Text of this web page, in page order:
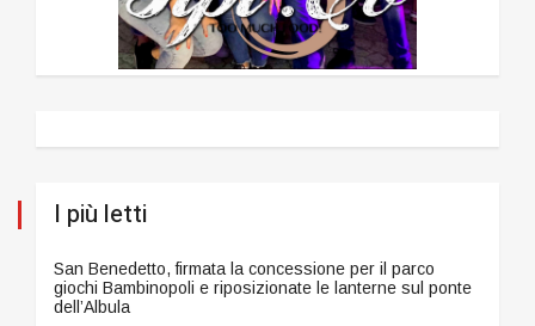
I più letti
San Benedetto, firmata la concessione per il parco
giochi Bambinopoli e riposizionate le lanterne sul ponte
dell’Albula